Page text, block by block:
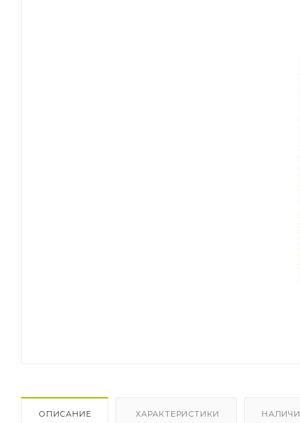
ОПИСАНИЕ ХАРАКТЕРИСТИКИ